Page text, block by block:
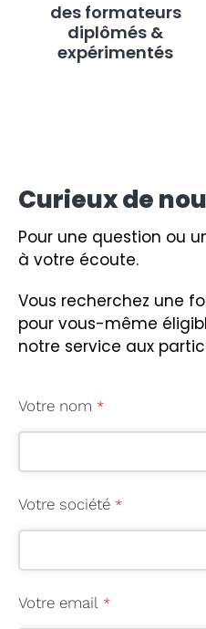
des formateurs
diplômés &
expérimentés
Curieux de
Pour une question ou
à votre écoute.
Vous recherchez une
pour vous-même
notre service aux
Votre nom *
Votre société *
Votre email *